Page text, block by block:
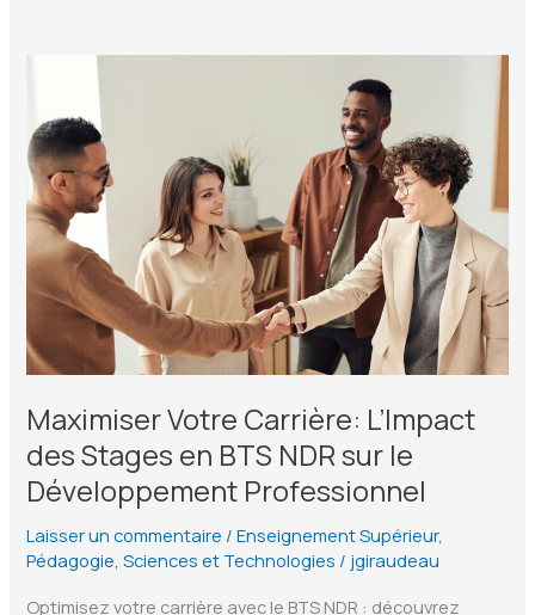
la
pédagogie
de
projet
Maximiser Votre Carrière: L’Impact
des Stages en BTS NDR sur le
Développement Professionnel
Laisser un commentaire /Enseignement Supérieur,
Pédagogie,Sciences et Technologies / jgiraudeau
Optimisez votre carrière avec le BTS NDR : découvrez